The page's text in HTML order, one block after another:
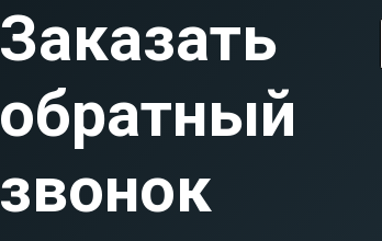
Заказать
обратный
звонок